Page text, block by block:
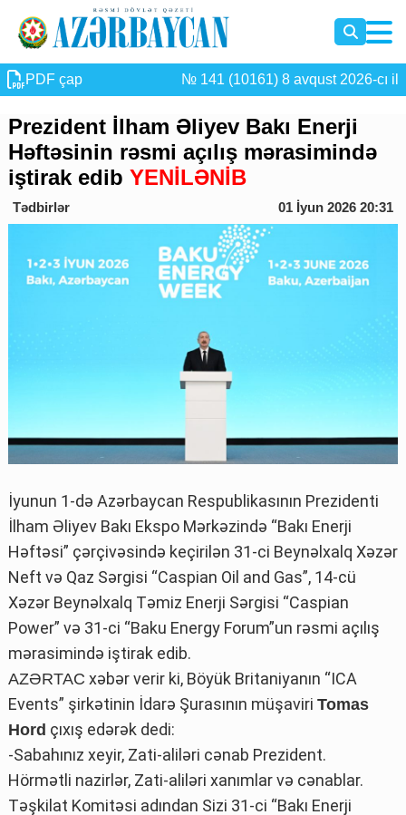
PDF çap № 141 (10161) 8 avqust 2026-cı il
Prezident İlham Əliyev Bakı Enerji
Həftəsinin rəsmi açılış mərasimində
iştirak edib YENİLƏNİB
Tədbirlər 01 İyun 2026 20:31
İyunun 1-də Azərbaycan Respublikasının Prezidenti
İlham Əliyev Bakı Ekspo Mərkəzində “Bakı Enerji
Həftəsi” çərçivəsində keçirilən 31-ci Beynəlxalq Xəzər
Neft və Qaz Sərgisi “Caspian Oil and Gas”, 14-cü
Xəzər Beynəlxalq Təmiz Enerji Sərgisi “Caspian
Power” və 31-ci “Baku Energy Forum”un rəsmi açılış
mərasimində iştirak edib.
AZƏRTAC xəbər verir ki, Böyük Britaniyanın “ICA
Events” şirkətinin İdarə Şurasının müşaviri Tomas
Hord çıxış edərək dedi:
-Sabahınız xeyir, Zati-aliləri cənab Prezident.
Hörmətli nazirlər, Zati-aliləri xanımlar və cənablar.
Təşkilat Komitəsi adından Sizi 31-ci “Bakı Enerji